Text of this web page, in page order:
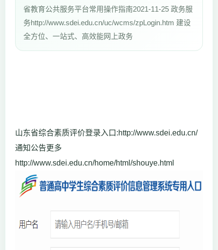
省教育公共服务平台常用操作指南2021-11-25 政务服
务http://www.sdei.edu.cn/uc/wcms/zpLogin.htm 建设
全方位、一站式、高效能网上政务
山东省综合素质评价登录入口:http://www.sdei.edu.cn/
通知公告更多
http://www.sdei.edu.cn/home/html/shouye.html